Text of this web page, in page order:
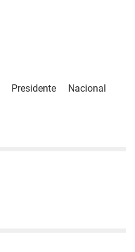
Presidente Nacional